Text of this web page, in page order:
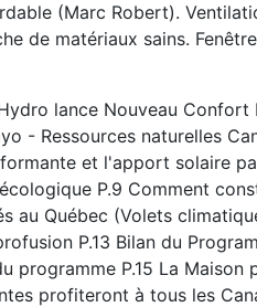
(Marc Robert).
de matériaux sains.
lance Nouveau Confort
- Ressources naturelles
et l'apport solaire
P.9 Comment
au Québec (Volets
P.13 Bilan du
programme P.15 La Maison
profiteront à tous les